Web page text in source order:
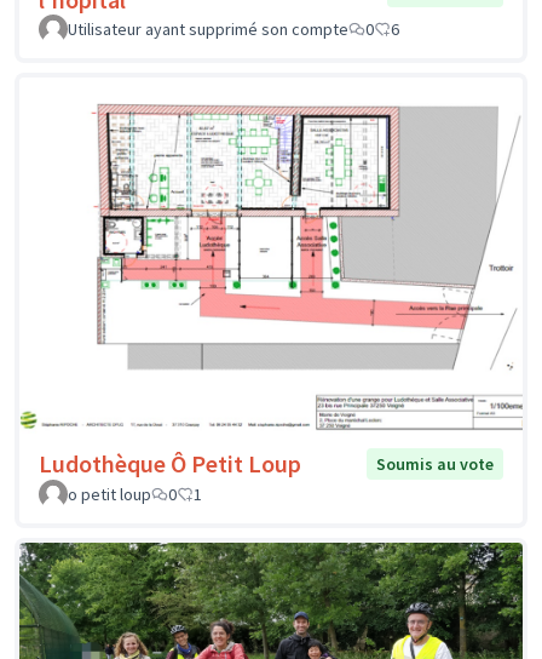
Utilisateur ayant supprimé son compte
0 6
Ludothèque Ô Petit Loup
Soumis au vote
o petit loup
0 1